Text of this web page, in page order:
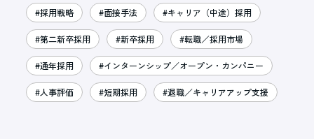
#採用戦略 #面接手法 #キャリア（中途）採用
#第二新卒採用 #新卒採用 #転職／採用市場
#通年採用 #インターンシップ／オープン・カンパニー
#人事評価 #短期採用 #退職／キャリアアップ支援